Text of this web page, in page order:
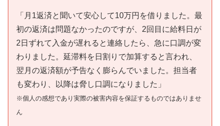
「月1返済と聞いて安心して10万円を借りました。最
初の返済は問題なかったのですが、2回目に給料日が
2日ずれて入金が遅れると連絡したら、急に口調が変
わりました。延滞料を日割りで加算すると言われ、
翌月の返済額が予告なく膨らんでいました。担当者
も変わり、以降は脅し口調になりました」
※個人の感想であり実際の被害内容を保証するものではありませ
ん